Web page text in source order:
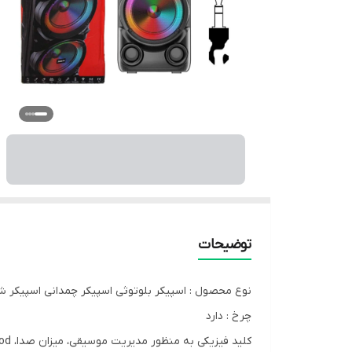
توضیحات
نوع محصول : اسپیکر بلوتوثی اسپیکر چمدانی اسپیکر
چرخ : دارد
کلید فیزیکی به منظور مدیریت موسیقی، میزان صدا، Mood و ...